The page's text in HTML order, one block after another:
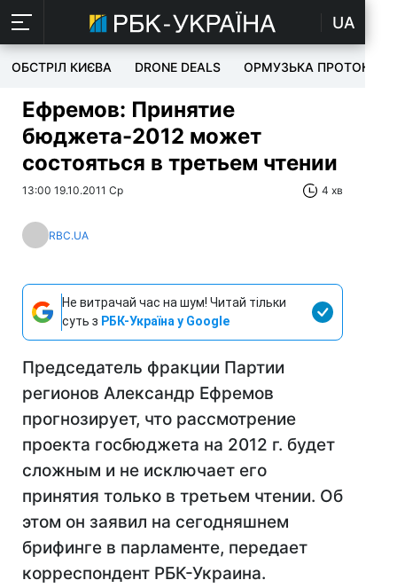
UA
ОБСТРІЛ КИЄВА DRONE DEALS ОРМУЗЬКА ПРОТОКА
Ефремов: Принятие
бюджета-2012 может
состояться в третьем чтении
13:00 19.10.2011 Ср 4 хв
RBC.UA
Не витрачай час на шум! Читай тільки
суть з РБК-Україна у Google
Председатель фракции Партии
регионов Александр Ефремов
прогнозирует, что рассмотрение
проекта госбюджета на 2012 г. будет
сложным и не исключает его
принятия только в третьем чтении. Об
этом он заявил на сегодняшнем
брифинге в парламенте, передает
корреспондент РБК-Украина.